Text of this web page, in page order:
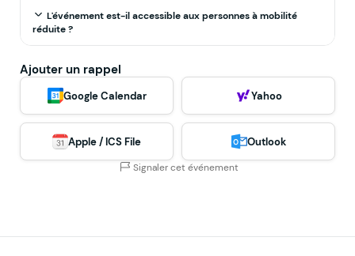
L'événement est-il accessible aux personnes à mobilité
réduite ?
Ajouter un rappel
Google Calendar Yahoo
Apple / ICS File Outlook
Signaler cet événement